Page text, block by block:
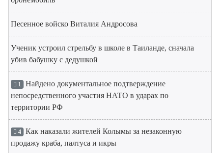
Песенное войско Виталия Андросова
Ученик устроил стрельбу в школе в Таиланде, сначала
убив бабушку с дедушкой
1 Найдено документальное подтверждение
непосредственного участия НАТО в ударах по
территории РФ
4 Как наказали жителей Колымы за незаконную
продажу краба, палтуса и икры